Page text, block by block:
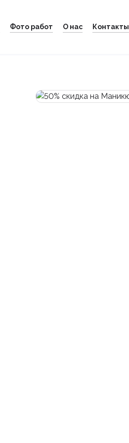
Фото работ О нас Контакты